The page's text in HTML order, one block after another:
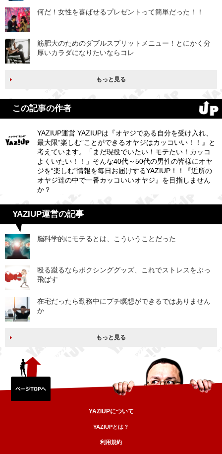
何だ！女性を喜ばせるプレゼントって簡単だった！！
筋肥大のためのダブルスプリットメニュー！とにかく分
厚いカラダになりたいならコレ
もっと見る
この記事の作者
YAZIUP運営 YAZIUPは『オヤジである自分を受け入れ、
最大限“楽しむ”ことができるオヤジはカッコいい！！』と
考えています。「まだ現役でいたい！モテたい！カッコ
よくいたい！！」そんな40代～50代の男性の皆様にオヤ
ジを“楽しむ”情報を毎日お届けするYAZIUP！！『近所の
オヤジ達の中で一番カッコいいオヤジ』を目指しません
か？
YAZIUP運営の記事
脳科学的にモテるとは、こういうことだった
殴る蹴るならボクシンググッズ、これでストレスをぶっ
飛ばす
在宅だったら勤務中にプチ瞑想ができるではありません
か
もっと見る
YAZIUPについて
YAZIUPとは？
利用規約